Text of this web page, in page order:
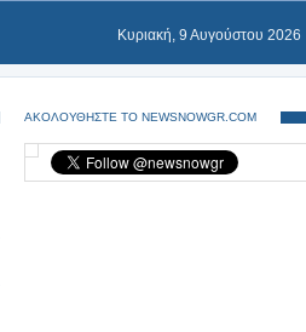
Κυριακή, 9 Αυγούστου 2026
ΑΚΟΛΟΥΘΗΣΤΕ ΤΟ NEWSNOWGR.COM